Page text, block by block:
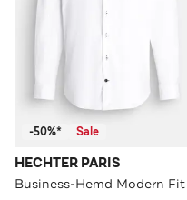
-50%* Sale
HECHTER PARIS
Business-Hemd Modern Fit